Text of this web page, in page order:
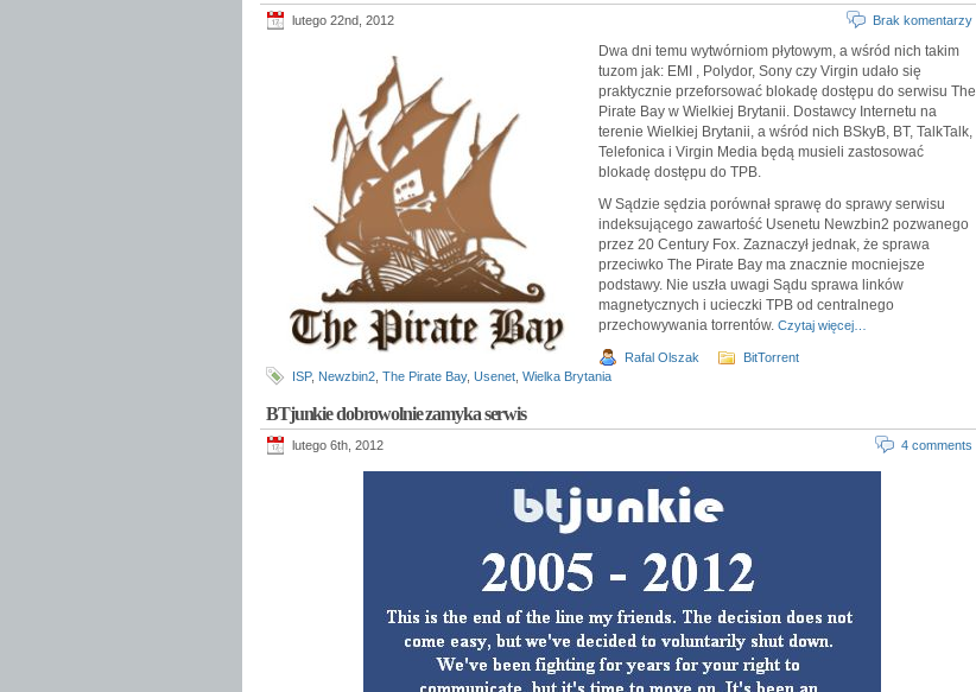
lutego 22nd, 2012 Brak komentarzy
Dwa dni temu wytwórniom płytowym, a wśród nich takim
tuzom jak: EMI , Polydor, Sony czy Virgin udało się
praktycznie przeforsować blokadę dostępu do serwisu The
Pirate Bay w Wielkiej Brytanii. Dostawcy Internetu na
terenie Wielkiej Brytanii, a wśród nich BSkyB, BT, TalkTalk,
Telefonica i Virgin Media będą musieli zastosować
blokadę dostępu do TPB.
W Sądzie sędzia porównał sprawę do sprawy serwisu
indeksującego zawartość Usenetu Newzbin2 pozwanego
przez 20 Century Fox. Zaznaczył jednak, że sprawa
przeciwko The Pirate Bay ma znacznie mocniejsze
podstawy. Nie uszła uwagi Sądu sprawa linków
magnetycznych i ucieczki TPB od centralnego
przechowywania torrentów. Czytaj więcej…
Rafal Olszak
BitTorrent
ISP, Newzbin2 The Pirate Bay, Usenet Wielka Brytania
BTjunkie dobrowolnie zamyka serwis
lutego 6th, 2012 4 comments